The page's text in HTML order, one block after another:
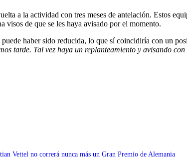
a la actividad con tres meses de antelación. Estos
visos de que se les haya avisado por el momento.
haber sido reducida, lo que sí coincidiría con un
tarde. Tal vez haya un replanteamiento y avisando con
Vettel no correrá nunca más un Gran Premio de Alemania